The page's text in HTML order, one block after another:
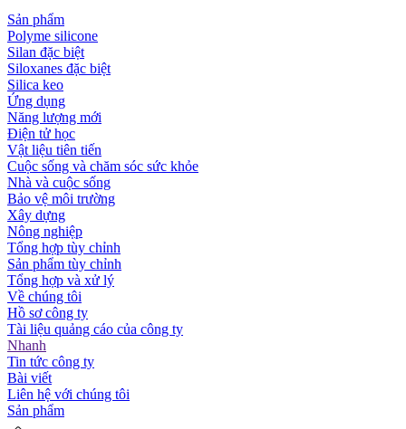
Sản phẩm
Polyme silicone
Silan đặc biệt
Siloxanes đặc biệt
Silica keo
Ứng dụng
Năng lượng mới
Điện tử học
Vật liệu tiên tiến
Cuộc sống và chăm sóc sức khỏe
Nhà và cuộc sống
Bảo vệ môi trường
Xây dựng
Nông nghiệp
Tổng hợp tùy chỉnh
Sản phẩm tùy chỉnh
Tổng hợp và xử lý
Về chúng tôi
Hồ sơ công ty
Tài liệu quảng cáo của công ty
Nhanh
Tin tức công ty
Bài viết
Liên hệ với chúng tôi
Sản phẩm